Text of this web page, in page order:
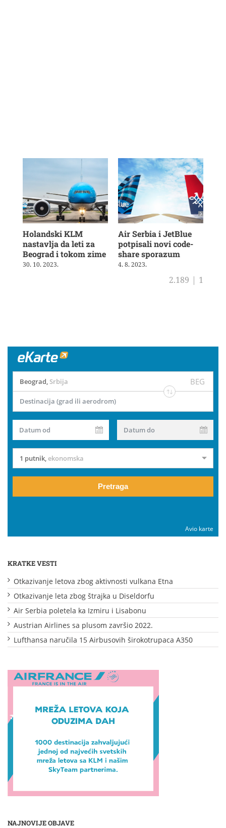
Holandski KLM
nastavlja da leti za
Beograd i tokom zime
30. 10. 2023.
Air Serbia i JetBlue
potpisali novi code-
share sporazum
4. 8. 2023.
2.189 | 1
Beograd Srbija BEG
Destinacija (grad ili aerodrom)
Datum od Datum do
1 putnik ekonomska
Pretraga
Avio karte
KRATKE VESTI
Otkazivanje letova zbog aktivnosti vulkana Etna
Otkazivanje leta zbog štrajka u Diseldorfu
Air Serbia poletela ka Izmiru i Lisabonu
Austrian Airlines sa plusom završio 2022.
Lufthansa naručila 15 Airbusovih širokotrupaca A350
NAJNOVIJE OBJAVE